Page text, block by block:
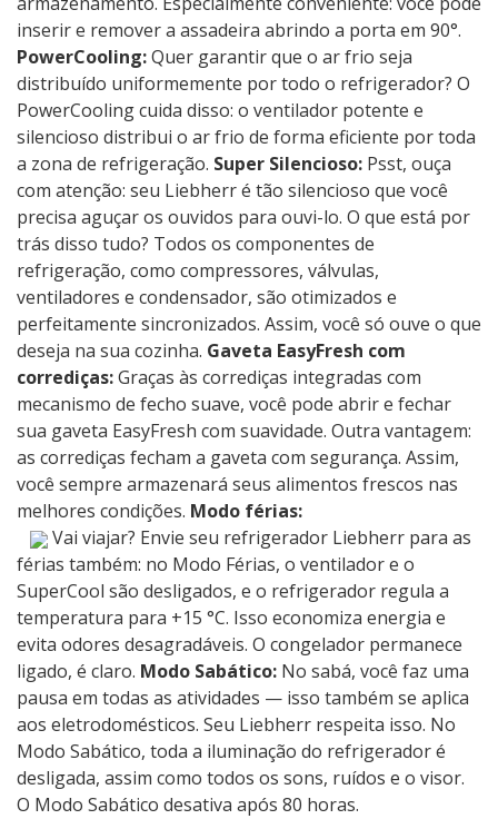
inserir e remover a assadeira abrindo a porta em 90°.
PowerCooling:Quer garantir que o ar frio seja
distribuído uniformemente por todo o refrigerador? O
PowerCooling cuida disso: o ventilador potente e
silencioso distribui o ar frio de forma eficiente por toda
a zona de refrigeração. Super Silencioso: Psst, ouça
com atenção: seu Liebherr é tão silencioso que você
precisa aguçar os ouvidos para ouvi-lo. O que está por
trás disso tudo? Todos os componentes de
refrigeração, como compressores, válvulas,
ventiladores e condensador, são otimizados e
perfeitamente sincronizados. Assim, você só ouve o que
deseja na sua cozinha. Gaveta EasyFresh com
corrediças:Graças às corrediças integradas com
mecanismo de fecho suave, você pode abrir e fechar
sua gaveta EasyFresh com suavidade. Outra vantagem:
as corrediças fecham a gaveta com segurança. Assim,
você sempre armazenará seus alimentos frescos nas
melhores condições. Modo férias:
Vai viajar? Envie seu refrigerador Liebherr para as
férias também: no Modo Férias, o ventilador e o
SuperCool são desligados, e o refrigerador regula a
temperatura para +15 °C. Isso economiza energia e
evita odores desagradáveis. O congelador permanece
ligado, é claro. Modo Sabático: No sabá, você faz uma
pausa em todas as atividades — isso também se aplica
aos eletrodomésticos. Seu Liebherr respeita isso. No
Modo Sabático, toda a iluminação do refrigerador é
desligada, assim como todos os sons, ruídos e o visor.
O Modo Sabático desativa após 80 horas.